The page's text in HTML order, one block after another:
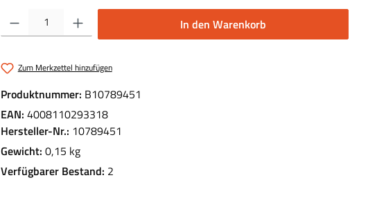
Produkt Anzahl: Gib den gewünschten Wert ein oder benutze die Schaltflächen um die
In den Warenkorb
Zum Merkzettel hinzufügen
Produktnummer: B10789451
EAN: 4008110293318
Hersteller-Nr.: 10789451
Gewicht: 0,15 kg
Verfügbarer Bestand: 2